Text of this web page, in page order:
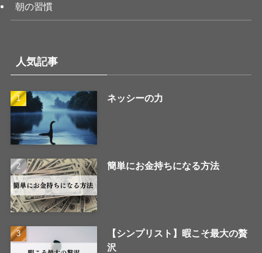
朝の習慣
人気記事
ネッシーの力
簡単にお金持ちになる方法
【シンプリスト】暇こそ最大の贅
沢